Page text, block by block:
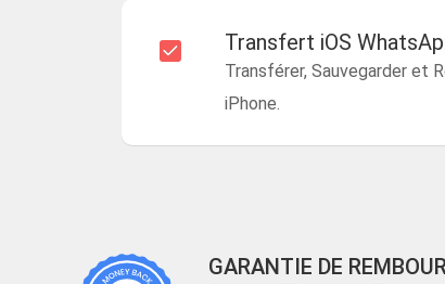
Transfert iOS
Transférer, Sauvegarder et
iPhone.
GARANTIE DE